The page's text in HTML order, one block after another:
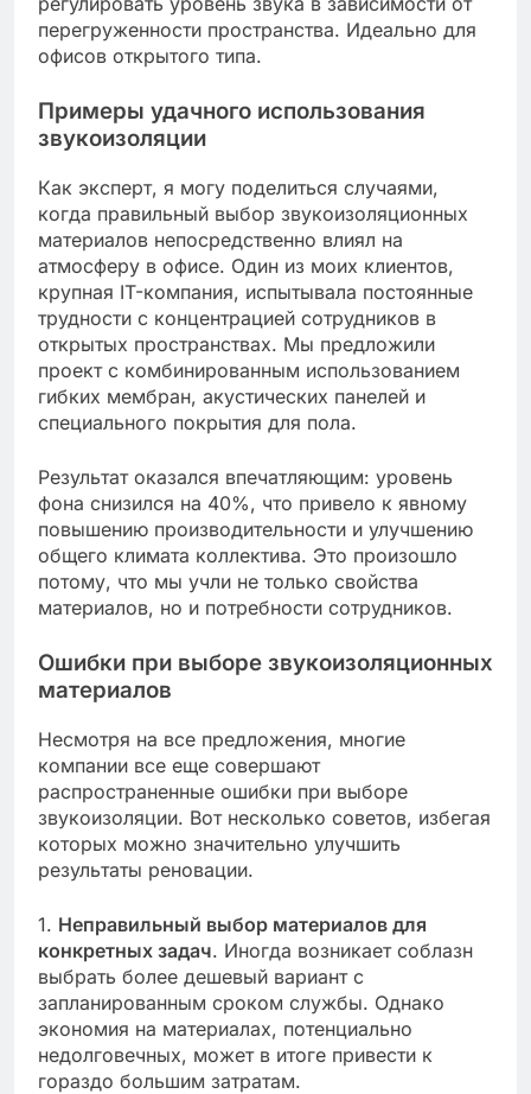
перегруженности пространства. Идеально для
офисов открытого типа.
Примеры удачного использования
звукоизоляции
Как эксперт, я могу поделиться случаями,
когда правильный выбор звукоизоляционных
материалов непосредственно влиял на
атмосферу в офисе. Один из моих клиентов,
крупная IT-компания, испытывала постоянные
трудности с концентрацией сотрудников в
открытых пространствах. Мы предложили
проект с комбинированным использованием
гибких мембран, акустических панелей и
специального покрытия для пола.
Результат оказался впечатляющим: уровень
фона снизился на 40%, что привело к явному
повышению производительности и улучшению
общего климата коллектива. Это произошло
потому, что мы учли не только свойства
материалов, но и потребности сотрудников.
Ошибки при выборе звукоизоляционных
материалов
Несмотря на все предложения, многие
компании все еще совершают
распространенные ошибки при выборе
звукоизоляции. Вот несколько советов, избегая
которых можно значительно улучшить
результаты реновации.
1. Неправильный выбор материалов для
конкретных задач. Иногда возникает соблазн
выбрать более дешевый вариант с
запланированным сроком службы. Однако
экономия на материалах, потенциально
недолговечных, может в итоге привести к
гораздо большим затратам.